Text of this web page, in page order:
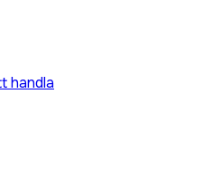
handla